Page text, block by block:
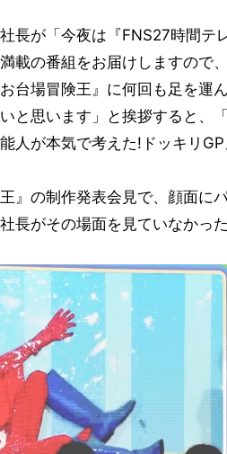
長が「今夜は『FNS27時間テ
載の番組をお届けしますので
台場冒険王』に何回も足を運
と思います」と挨拶すると、
人が本気で考えた!ドッキリ
』の制作発表会見で、顔面に
長がその場面を見ていなかっ